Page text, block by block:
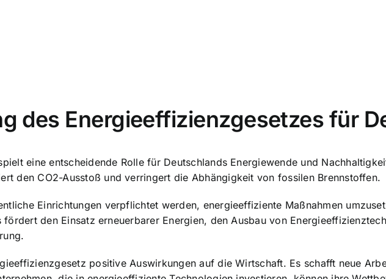
des Energieeffizienzgesetzes für
eine entscheidende Rolle für Deutschlands Energiewende und
den CO2-Ausstoß und verringert die Abhängigkeit von fossilen Brennstoffen.
Einrichtungen verpflichtet werden, energieeffiziente Maßnahmen
fördert den Einsatz erneuerbarer Energien, den Ausbau von
positive Auswirkungen auf die Wirtschaft. Es schafft neue